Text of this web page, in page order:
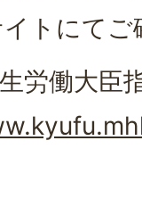
トにて
労働大臣